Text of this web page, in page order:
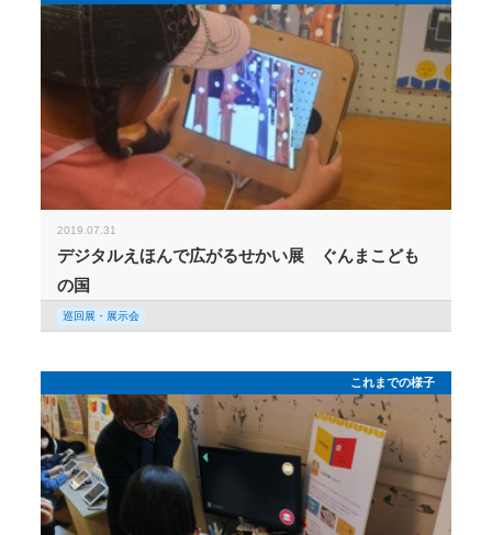
2019.07.31
デジタルえほんで広がるせかい展 ぐんまこども
の国
巡回展・展示会
これまでの様子